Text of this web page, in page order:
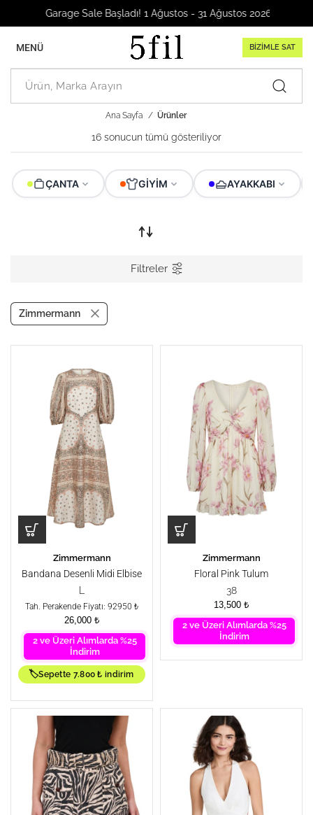
Garage Sale Başladı! 1 Ağustos - 31 Ağustos 2026
MENÜ BİZİMLE SAT
Ana Sayfa Ürünler
16 sonucun tümü gösteriliyor
ÇANTA GIYIM AYAKKABI
Filtreler
Zimmermann
Zimmermann
Bandana Desenli Midi Elbise
Tah. Perakende Fiyatı: 92950 ₺
26,000 ₺
2 ve Üzeri Alımlarda %25
İndirim
🏷️Sepette 7.800 ₺ indirim
Zimmermann
Floral Pink Tulum
38
13,500 ₺
2 ve Üzeri Alımlarda %25
İndirim